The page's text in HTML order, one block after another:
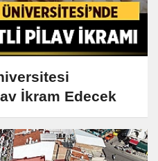
İkram Edecek